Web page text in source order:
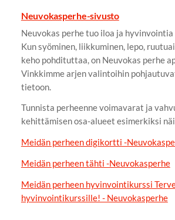
Neuvokasperhe-sivusto
Neuvokas perhe tuo iloa ja hyvinvointia
Kun syöminen, liikkuminen, lepo,
keho pohdituttaa, on Neuvokas perhe
Vinkkimme arjen valintoihin
tietoon.
Tunnista perheenne voimavarat ja
kehittämisen osa-alueet esimerkiksi
Meidän perheen digikortti -
Meidän perheen tähti -Neuvokasperhe
Meidän perheen hyvinvointikurssi
hyvinvointikurssille! - Neuvokasperhe